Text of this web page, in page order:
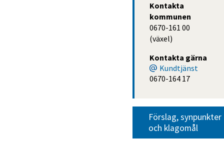
Kontakta
kommunen
0670-161 00
(växel)
Kontakta gärna
Kundtjänst
0670-164 17
Förslag, synpunkter
och klagomål